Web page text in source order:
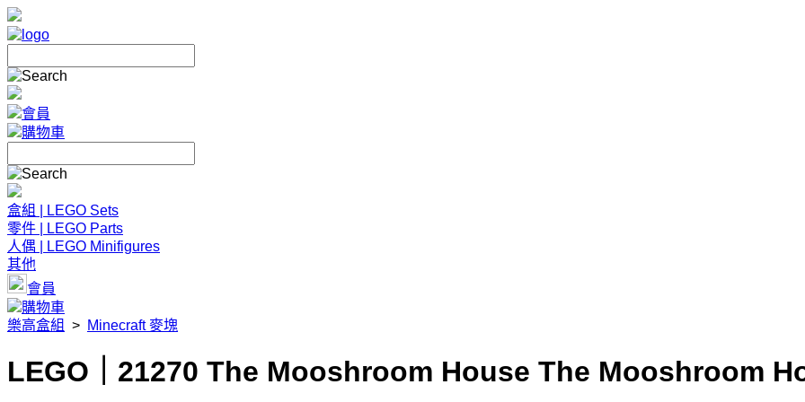
會員
購物車
盒組 | LEGO Sets
零件 | LEGO Parts
人偶 | LEGO Minifigures
其他
會員
購物車
樂高盒組 > Minecraft 麥塊
LEGO｜21270 The Mooshroom House The Mooshroom